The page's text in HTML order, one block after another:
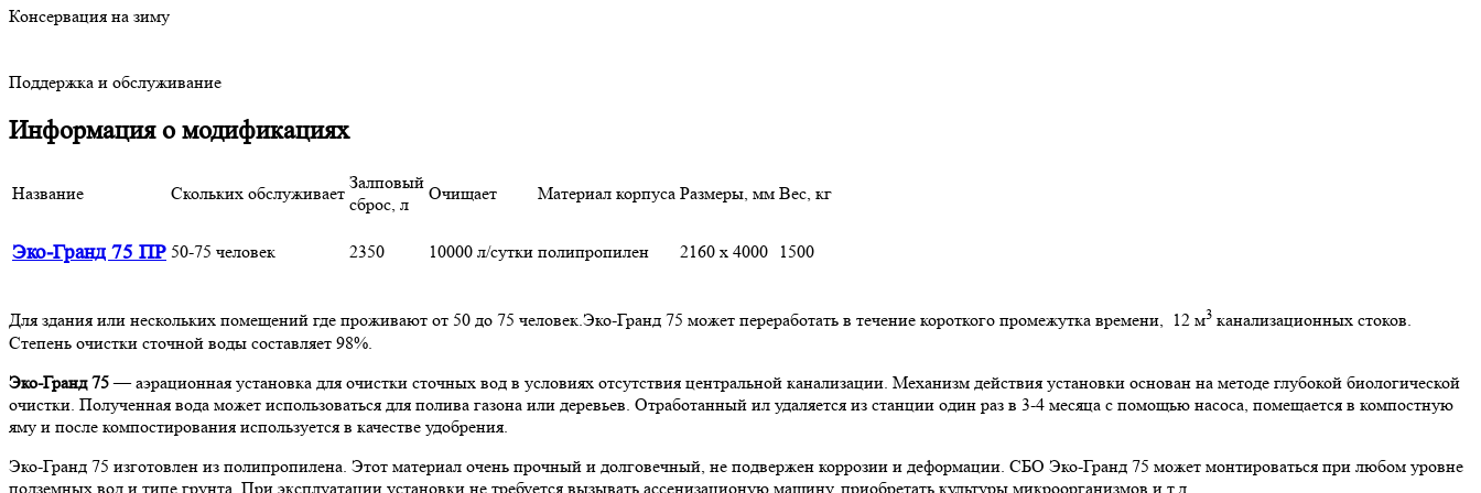
Консервация на зиму
Поддержка и обслуживание
Информация о модификациях
Название Скольких обслуживает
Залповый
сброс, л
Очищает Материал корпуса Размеры, мм Вес, кг
Эко-Гранд 75 ПР 50-75 человек 2350 10000 л/сутки полипропилен 2160 х 4000 1500
Для здания или нескольких помещений где проживают от 50 до 75 человек.Эко-Гранд 75 может переработать в течение короткого промежутка времени, 12 м3 канализационных стоков.
Степень очистки сточной воды составляет 98%.
Эко-Гранд 75— аэрационная установка для очистки сточных вод в условиях отсутствия центральной канализации. Механизм действия установки основан на методе глубокой биологической
очистки. Полученная вода может использоваться для полива газона или деревьев. Отработанный ил удаляется из станции один раз в 3-4 месяца с помощью насоса, помещается в компостную
яму и после компостирования используется в качестве удобрения.
Эко-Гранд 75 изготовлен из полипропилена. Этот материал очень прочный и долговечный, не подвержен коррозии и деформации. СБО Эко-Гранд 75 может монтироваться при любом уровне
подземных вод и типе грунта. При эксплуатации установки не требуется вызывать ассенизационую машину, приобретать культуры микроорганизмов и т.д.